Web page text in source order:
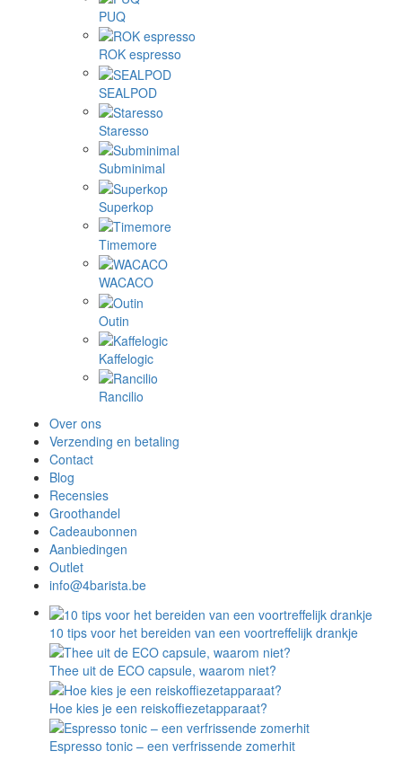
PUQ
ROK espresso
SEALPOD
Staresso
Subminimal
Superkop
Timemore
WACACO
Outin
Kaffelogic
Rancilio
Over ons
Verzending en betaling
Contact
Blog
Recensies
Groothandel
Cadeaubonnen
Aanbiedingen
Outlet
info@4barista.be
10 tips voor het bereiden van een voortreffelijk drankje
Thee uit de ECO capsule, waarom niet?
Hoe kies je een reiskoffiezetapparaat?
Espresso tonic – een verfrissende zomerhit